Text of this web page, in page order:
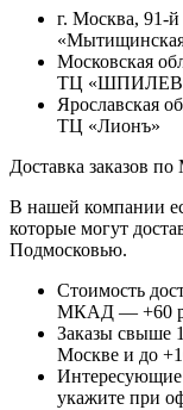
г. Москва, 91-
Московская
ТЦ
Ярославская
ТЦ «Лионъ»
Доставка заказов
В нашей компании
которые могут
Подмосковью.
Стоимость
МКАД — +60
Заказы свыше
Москве и до
Интересующие
укажите при